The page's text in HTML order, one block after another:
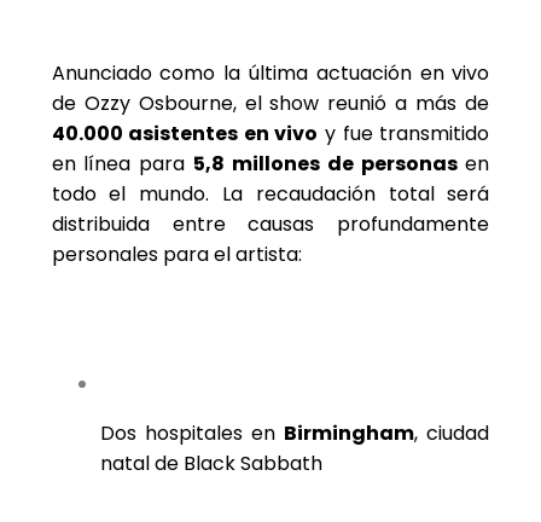
Anunciado como la última actuación en vivo
de Ozzy Osbourne, el show reunió a más de
40.000 asistentes en vivo y fue transmitido
en línea para 5,8 millones de personasen
todo el mundo. La recaudación total será
distribuida entre causas profundamente
personales para el artista:
Dos hospitales en Birmingham, ciudad
natal de Black Sabbath